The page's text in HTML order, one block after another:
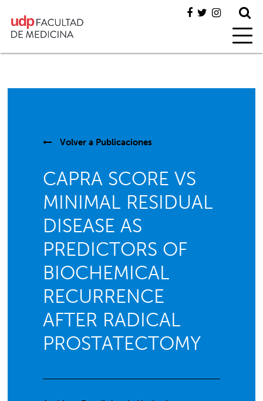
Volver a Publicaciones
CAPRA SCORE VS
MINIMAL RESIDUAL
DISEASE AS
PREDICTORS OF
BIOCHEMICAL
RECURRENCE
AFTER RADICAL
PROSTATECTOMY